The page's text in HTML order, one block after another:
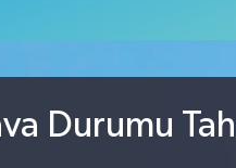
BİST100
Durumu